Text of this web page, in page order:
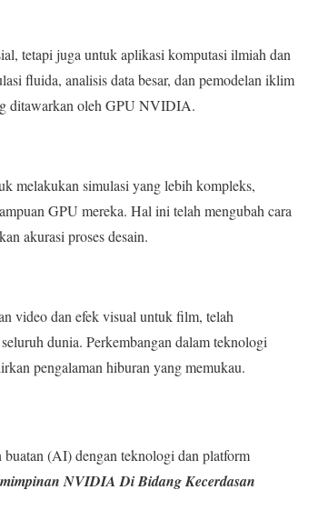
tetapi juga untuk aplikasi komputasi ilmiah dan
fluida, analisis data besar, dan pemodelan iklim
ditawarkan oleh GPU NVIDIA.
melakukan simulasi yang lebih kompleks,
GPU mereka. Hal ini telah mengubah cara
akurasi proses desain.
video dan efek visual untuk film, telah
dunia. Perkembangan dalam teknologi
pengalaman hiburan yang memukau.
(AI) dengan teknologi dan platform
NVIDIA Di Bidang Kecerdasan